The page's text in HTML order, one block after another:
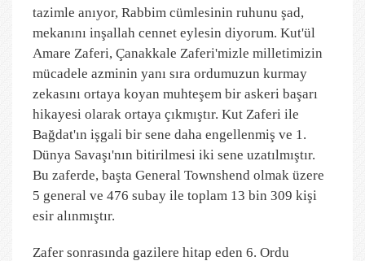
tazimle anıyor, Rabbim cümlesinin ruhunu şad,
mekanını inşallah cennet eylesin diyorum. Kut'ül
Amare Zaferi, Çanakkale Zaferi'mizle milletimizin
mücadele azminin yanı sıra ordumuzun kurmay
zekasını ortaya koyan muhteşem bir askeri başarı
hikayesi olarak ortaya çıkmıştır. Kut Zaferi ile
Bağdat'ın işgali bir sene daha engellenmiş ve 1.
Dünya Savaşı'nın bitirilmesi iki sene uzatılmıştır.
Bu zaferde, başta General Townshend olmak üzere
5 general ve 476 subay ile toplam 13 bin 309 kişi
esir alınmıştır.
Zafer sonrasında gazilere hitap eden 6. Ordu